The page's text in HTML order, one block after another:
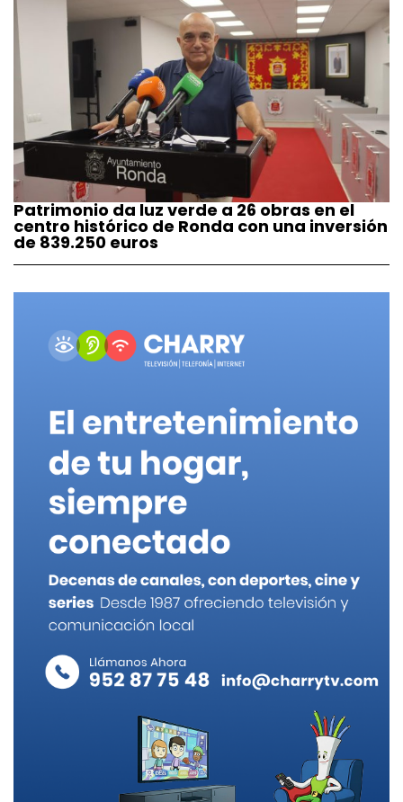
Patrimonio da luz verde a 26 obras en el
centro histórico de Ronda con una inversión
de 839.250 euros